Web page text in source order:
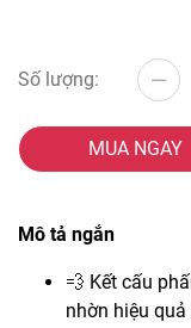
Số lượng:
MUA NGAY
Mô tả ngắn
💨 Kết cấu
nhờn hiệu